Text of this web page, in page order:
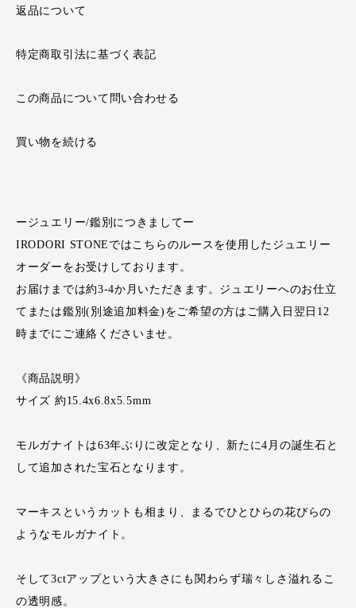
返品について
特定商取引法に基づく表記
この商品について問い合わせる
買い物を続ける
ージュエリー/鑑別につきましてー
IRODORI STONEではこちらのルースを使用したジュエリー
オーダーをお受けしております。
お届けまでは約3-4か月いただきます。ジュエリーへのお仕立
てまたは鑑別(別途追加料金)をご希望の方はご購入日翌日12
時までにご連絡くださいませ。
《商品説明》
サイズ 約15.4x6.8x5.5mm
モルガナイトは63年ぶりに改定となり、新たに4月の誕生石と
して追加された宝石となります。
マーキスというカットも相まり、まるでひとひらの花びらの
ようなモルガナイト。
そして3ctアップという大きさにも関わらず瑞々しさ溢れるこ
の透明感。